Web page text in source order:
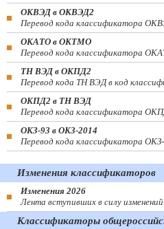
ОКВЭД в ОКВЭД2
Перевод кода классификатора
ОКАТО в ОКТМО
Перевод кода классификатора
ТН ВЭД в ОКПД2
Перевод кода ТН ВЭД в код
ОКПД2 в ТН ВЭД
Перевод кода классификатора
ОКЗ-93 в ОКЗ-2014
Перевод кода классификатора
Изменения классификаторов
Изменения 2026
Лента вступивших в силу
Классификаторы